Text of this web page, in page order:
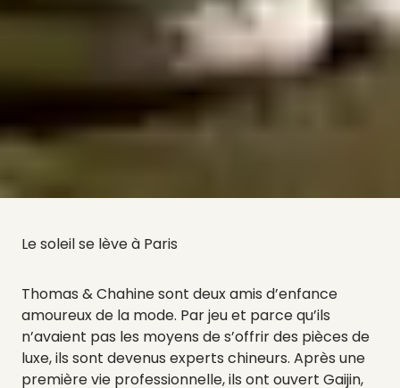
Le soleil se lève à Paris
Thomas & Chahine sont deux amis d’enfance
amoureux de la mode. Par jeu et parce qu’ils
n’avaient pas les moyens de s’offrir des pièces de
luxe, ils sont devenus experts chineurs. Après une
première vie professionnelle, ils ont ouvert Gaijin,